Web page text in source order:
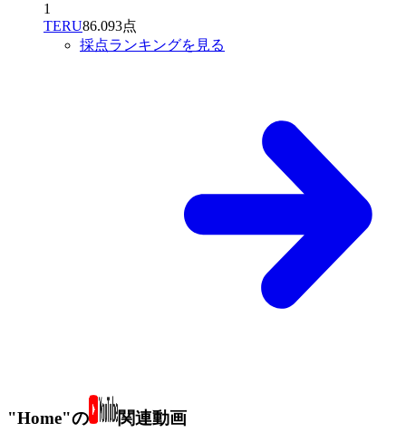
1
TERU86.093点
採点ランキングを見る
"Home"の 関連動画